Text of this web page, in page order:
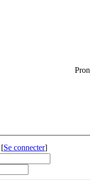
[Se connecter]